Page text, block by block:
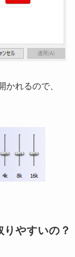
かれるので、
やすいの？